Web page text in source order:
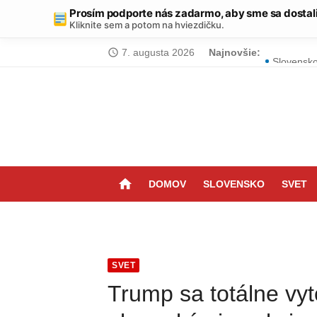
Prosím podporte nás zadarmo, aby sme sa
Kliknite sem a potom na hviezdičku.
access_time 7. augusta 2026 Najnovšie:
Položte
Tornádo
Zázrak
home DOMOV SLOVENSKO SVET
SVET
Trump sa totálne